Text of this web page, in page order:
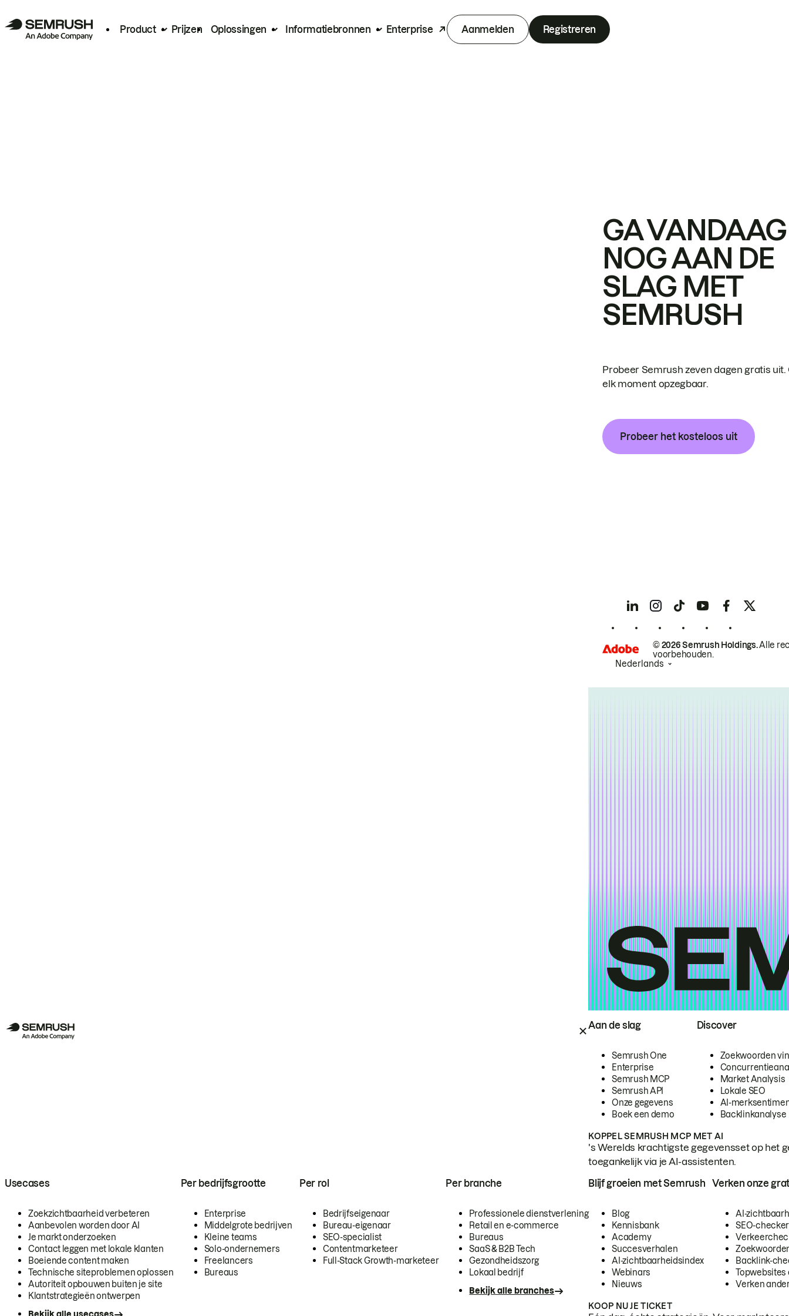
Product Prijzen Oplossingen Informatiebronnen Enterprise Aanmelden Registreren
Aan de slag
Semrush One
Enterprise
Semrush MCP
Semrush API
Onze gegevens
Boek een demo
Discover
Zoekwoorden
Market Analysis
Lokale SEO
AI-
Backlinkanalyse
KOPPEL SEMRUSH MCP MET AI
's Werelds krachtigste gegevensset op het
toegankelijk via je AI-assistenten.
Usecases
Zoekzichtbaarheid verbeteren
Aanbevolen worden door AI
Je markt onderzoeken
Contact leggen met lokale klanten
Boeiende content maken
Technische siteproblemen oplossen
Autoriteit opbouwen buiten je site
Klantstrategieën ontwerpen
Per bedrijfsgrootte
Enterprise
Middelgrote bedrijven
Kleine teams
Solo-ondernemers
Freelancers
Bureaus
Per rol
Bedrijfseigenaar
Bureau-eigenaar
SEO-specialist
Contentmarketeer
Full-Stack Growth-marketeer
Per branche
Professionele dienstverlening
Retail en e-commerce
Bureaus
SaaS & B2B Tech
Gezondheidszorg
Lokaal bedrijf
Bekijk alle branches
Blijf groeien met Semrush
Blog
Kennisbank
Academy
Succesverhalen
AI-zichtbaarheidsindex
Webinars
Nieuws
Verken onze
AI-
SEO-checker
Backlink-
Topwebsites
Verken
KOOP NU JE TICKET
GA VANDAAG
NOG AAN DE
SLAG MET
SEMRUSH
Probeer Semrush zeven dagen gratis uit.
elk moment opzegbaar.
Probeer het kosteloos uit
© 2026 Semrush Holdings.Alle
voorbehouden.
Nederlands